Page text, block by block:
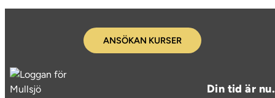
ANSÖKAN KURSER
Din tid är nu.